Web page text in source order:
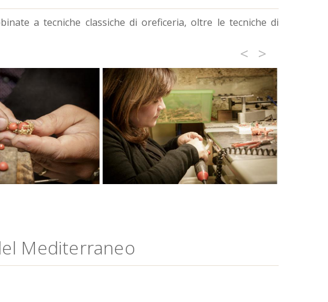
a tecniche classiche di oreficeria, oltre le tecniche di
< >
Mediterraneo